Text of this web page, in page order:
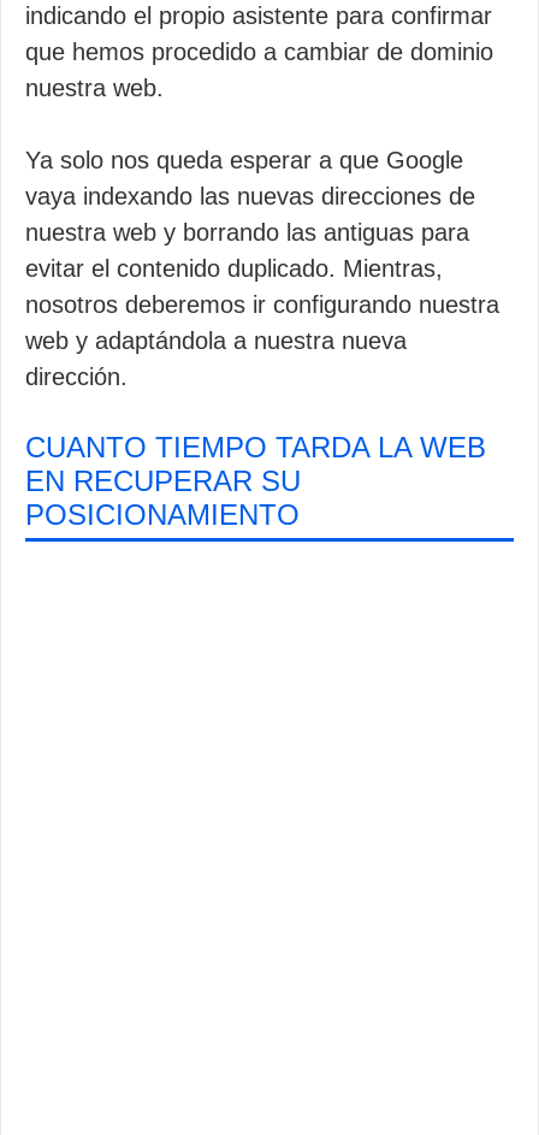
indicando el propio asistente para confirmar
que hemos procedido a cambiar de dominio
nuestra web.
Ya solo nos queda esperar a que Google
vaya indexando las nuevas direcciones de
nuestra web y borrando las antiguas para
evitar el contenido duplicado. Mientras,
nosotros deberemos ir configurando nuestra
web y adaptándola a nuestra nueva
dirección.
CUANTO TIEMPO TARDA LA WEB
EN RECUPERAR SU
POSICIONAMIENTO